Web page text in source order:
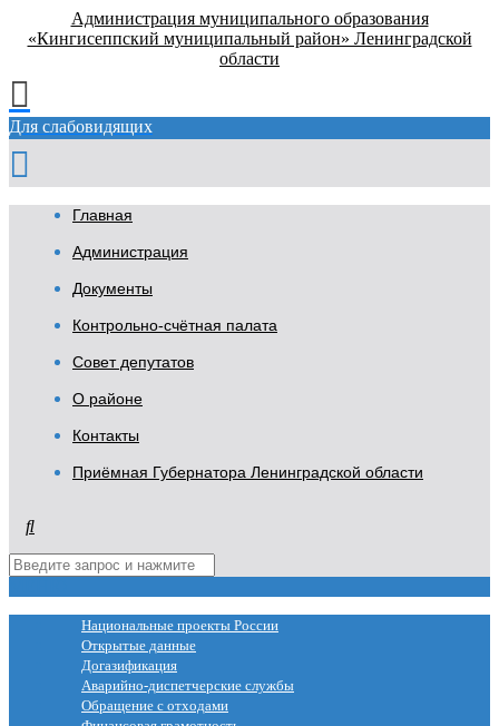
Администрация муниципального образования
«Кингисеппский муниципальный район» Ленинградской
области
Для слабовидящих
Главная
Администрация
Документы
Контрольно-счётная палата
Совет депутатов
О районе
Контакты
Приёмная Губернатора Ленинградской области
Национальные проекты России
Открытые данные
Догазификация
Аварийно-диспетчерские службы
Обращение с отходами